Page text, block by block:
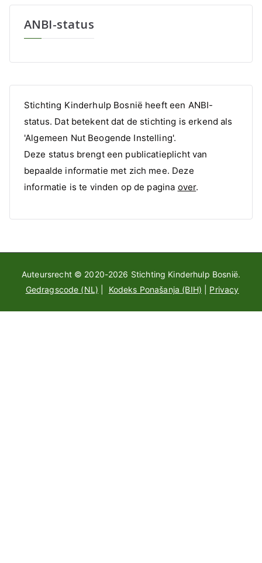
ANBI-status
Stichting Kinderhulp Bosnië heeft een ANBI-
status. Dat betekent dat de stichting is erkend als
'Algemeen Nut Beogende Instelling'.
Deze status brengt een publicatieplicht van
bepaalde informatie met zich mee. Deze
informatie is te vinden op de pagina over.
Auteursrecht © 2020-2026 Stichting Kinderhulp Bosnië.
Gedragscode (NL)
Kodeks Ponašanja (BIH) Privacy